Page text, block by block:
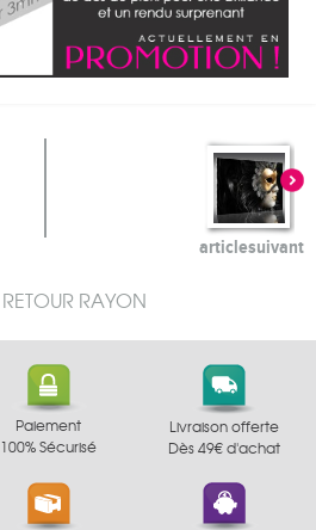
articlesuivant
RETOUR RAYON
Paiement
100% Sécurisé
Livraison offerte
Dès 49€ d'achat